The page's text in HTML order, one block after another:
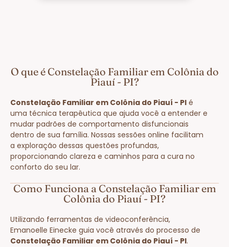
O que é Constelação Familiar em Colônia do
Piauí - PI?
Constelação Familiar em Colônia do Piauí - PI é
uma técnica terapêutica que ajuda você a entender e
mudar padrões de comportamento disfuncionais
dentro de sua família. Nossas sessões online facilitam
a exploração dessas questões profundas,
proporcionando clareza e caminhos para a cura no
conforto do seu lar.
Como Funciona a Constelação Familiar em
Colônia do Piauí - PI?
Utilizando ferramentas de videoconferência,
Emanoelle Einecke guia você através do processo de
Constelação Familiar em Colônia do Piauí - PI.